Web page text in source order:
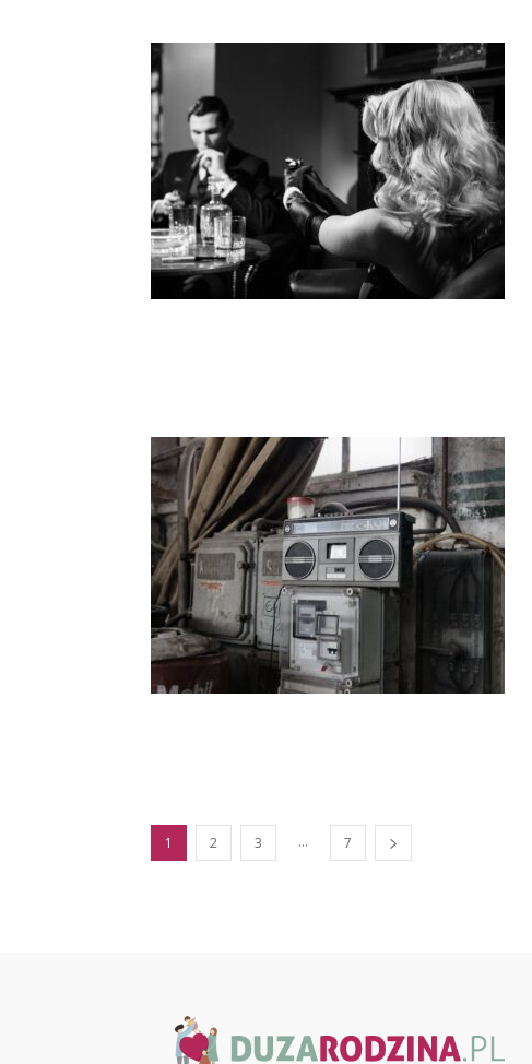
1 2 3 ... 7